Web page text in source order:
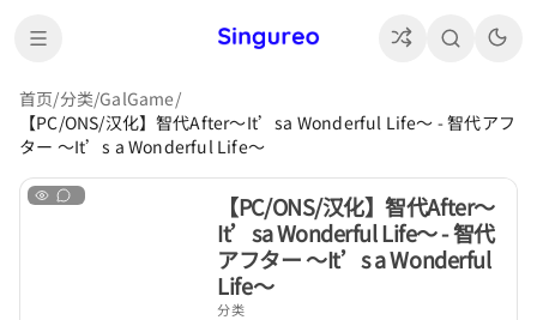
首页/分类/GalGame/
【PC/ONS/汉化】智代After～It’sa Wonderful Life～ - 智代アフ
ター ～It’s a Wonderful Life～
【PC/ONS/汉化】智代After～
It’sa Wonderful Life～ - 智代
アフター ～It’s a Wonderful
Life～
分类